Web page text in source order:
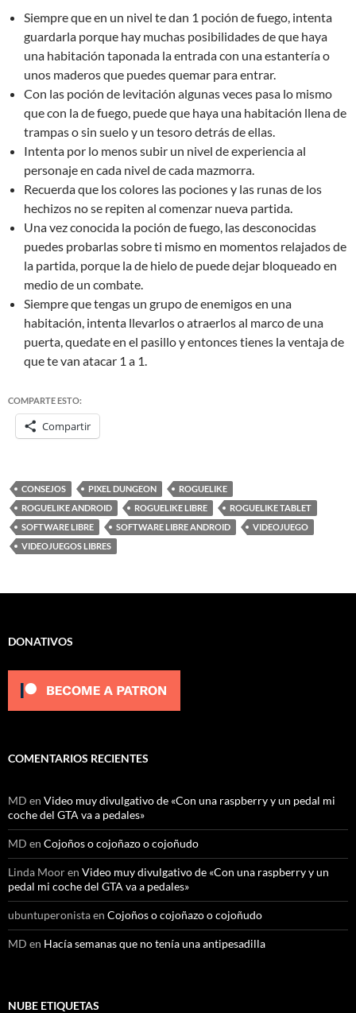
Siempre que en un nivel te dan 1 poción de fuego, intenta
guardarla porque hay muchas posibilidades de que haya
una habitación taponada la entrada con una estantería o
unos maderos que puedes quemar para entrar.
Con las poción de levitación algunas veces pasa lo mismo
que con la de fuego, puede que haya una habitación llena de
trampas o sin suelo y un tesoro detrás de ellas.
Intenta por lo menos subir un nivel de experiencia al
personaje en cada nivel de cada mazmorra.
Recuerda que los colores las pociones y las runas de los
hechizos no se repiten al comenzar nueva partida.
Una vez conocida la poción de fuego, las desconocidas
puedes probarlas sobre ti mismo en momentos relajados de
la partida, porque la de hielo de puede dejar bloqueado en
medio de un combate.
Siempre que tengas un grupo de enemigos en una
habitación, intenta llevarlos o atraerlos al marco de una
puerta, quedate en el pasillo y entonces tienes la ventaja de
que te van atacar 1 a 1.
COMPARTE ESTO:
Compartir
CONSEJOS PIXEL DUNGEON
ROGUELIKE
ROGUELIKE ANDROID
ROGUELIKE LIBRE
ROGUELIKE TABLET
SOFTWARE LIBRE
SOFTWARE LIBRE ANDROID
VIDEOJUEGO
VIDEOJUEGOS LIBRES
DONATIVOS
COMENTARIOS RECIENTES
MD en Video muy divulgativo de «Con una raspberry y un pedal mi
coche del GTA va a pedales»
MD en Cojoños o cojoñazo o cojoñudo
Linda Mooren Video muy divulgativo de «Con una raspberry y un
pedal mi coche del GTA va a pedales»
ubuntuperonistaen Cojoños o cojoñazo o cojoñudo
MD en Hacía semanas que no tenía una antipesadilla
NUBE ETIQUETAS